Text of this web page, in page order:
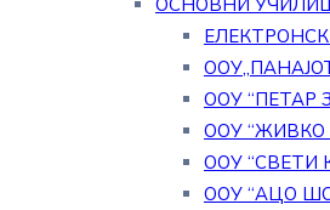
ОСНОВНИ
ООУ “ПЕТАР
ООУ “ЖИВКО
ООУ “СВЕТИ
ООУ “АЦО